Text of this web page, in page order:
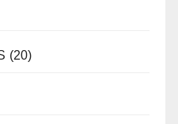
(20)